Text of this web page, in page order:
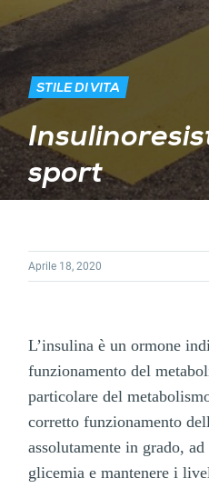
STILE DI VITA
sport
Aprile 18, 2020
L’insulina è un ormone
funzionamento del
particolare del
corretto funzionamento
assolutamente in grado,
glicemia e mantenere i